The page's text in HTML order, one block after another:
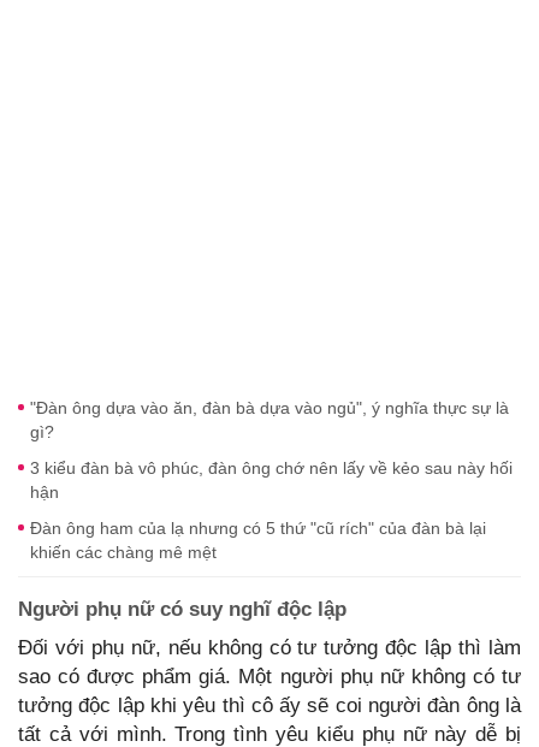
"Đàn ông dựa vào ăn, đàn bà dựa vào ngủ", ý nghĩa thực sự là
gì?
3 kiểu đàn bà vô phúc, đàn ông chớ nên lấy về kẻo sau này hối
hận
Đàn ông ham của lạ nhưng có 5 thứ "cũ rích" của đàn bà lại
khiến các chàng mê mệt
Người phụ nữ có suy nghĩ độc lập
Đối với phụ nữ, nếu không có tư tưởng độc lập thì làm
sao có được phẩm giá. Một người phụ nữ không có tư
tưởng độc lập khi yêu thì cô ấy sẽ coi người đàn ông là
tất cả với mình. Trong tình yêu kiểu phụ nữ này dễ bị